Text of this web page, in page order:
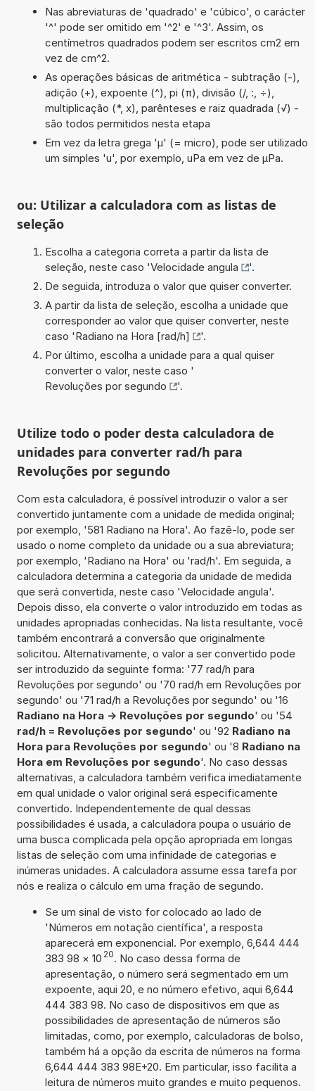
Nas abreviaturas de 'quadrado' e 'cúbico', o carácter
'^' pode ser omitido em '^2' e '^3'. Assim, os
centímetros quadrados podem ser escritos cm2 em
vez de cm^2.
As operações básicas de aritmética - subtração (-),
adição (+), expoente (^), pi (π), divisão (/, :, ÷),
multiplicação (*, x), parênteses e raiz quadrada (√) -
são todos permitidos nesta etapa
Em vez da letra grega 'µ' (= micro), pode ser utilizado
um simples 'u', por exemplo, uPa em vez de µPa.
ou: Utilizar a calculadora com as listas de
seleção
Escolha a categoria correta a partir da lista de
seleção, neste caso 'Velocidade angula
'.
De seguida, introduza o valor que quiser converter.
A partir da lista de seleção, escolha a unidade que
corresponder ao valor que quiser converter, neste
caso 'Radiano na Hora [rad/h]
'.
Por último, escolha a unidade para a qual quiser
converter o valor, neste caso '
Revoluções por segundo
'.
Utilize todo o poder desta calculadora de
unidades para converter rad/h para
Revoluções por segundo
Com esta calculadora, é possível introduzir o valor a ser
convertido juntamente com a unidade de medida original;
por exemplo, '581 Radiano na Hora'. Ao fazê-lo, pode ser
usado o nome completo da unidade ou a sua abreviatura;
por exemplo, 'Radiano na Hora' ou 'rad/h'. Em seguida, a
calculadora determina a categoria da unidade de medida
que será convertida, neste caso 'Velocidade angula'.
Depois disso, ela converte o valor introduzido em todas as
unidades apropriadas conhecidas. Na lista resultante, você
também encontrará a conversão que originalmente
solicitou. Alternativamente, o valor a ser convertido pode
ser introduzido da seguinte forma: '77 rad/h para
Revoluções por segundo' ou '70 rad/h em Revoluções por
segundo' ou '71 rad/h a Revoluções por segundo' ou '16
Radiano na Hora -> Revoluções por segundo' ou '54
rad/h = Revoluções por segundo' ou '92 Radiano na
Hora para Revoluções por segundo' ou '8 Radiano na
Hora em Revoluções por segundo'. No caso dessas
alternativas, a calculadora também verifica imediatamente
em qual unidade o valor original será especificamente
convertido. Independentemente de qual dessas
possibilidades é usada, a calculadora poupa o usuário de
uma busca complicada pela opção apropriada em longas
listas de seleção com uma infinidade de categorias e
inúmeras unidades. A calculadora assume essa tarefa por
nós e realiza o cálculo em uma fração de segundo.
Se um sinal de visto for colocado ao lado de
'Números em notação científica', a resposta
aparecerá em exponencial. Por exemplo, 6,644 444
383 98 × 10 20. No caso dessa forma de
apresentação, o número será segmentado em um
expoente, aqui 20, e no número efetivo, aqui 6,644
444 383 98. No caso de dispositivos em que as
possibilidades de apresentação de números são
limitadas, como, por exemplo, calculadoras de bolso,
também há a opção da escrita de números na forma
6,644 444 383 98E+20. Em particular, isso facilita a
leitura de números muito grandes e muito pequenos.